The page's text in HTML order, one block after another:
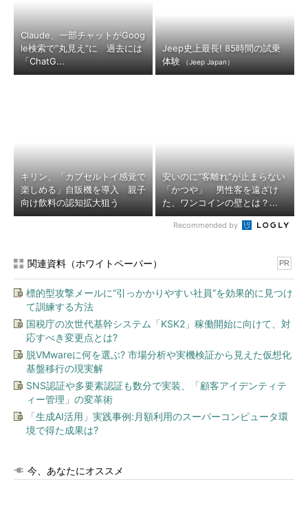
Claude、一部チャットがGoog
le検索で“丸見え”に 過去には
「ChatG...
Jeep史上最長! 85時間の試乗
体験
（Jeep Japan）
キリン、「カプセルトイ感覚で
楽しめる」自販機を導入 親子
向け飲料の認知拡大狙う
安いのに“客離れ”が止まらない
「かつや」 男性客を遠ざけ
た、ワンコインの壁とは？...
Recommended by
関連資料（ホワイトペーパー） PR
標的型攻撃メールに“引っかかりやすい社員”を効果的に見つけ
て訓練する方法
国税庁の次世代基幹システム「KSK2」稼働開始に向けて、対
応すべき変更点とは?
脱VMwareに何を選ぶ? 市場分析や実機検証から見えた仮想化
基盤移行の現実解
SNS認証や多要素認証も数分で実装、「顧客アイデンティテ
ィー管理」の変革術
「生成AI活用」実践事例:月額利用のスーパーコンピュータ環
境で得た成果は?
今、あなたにオススメ